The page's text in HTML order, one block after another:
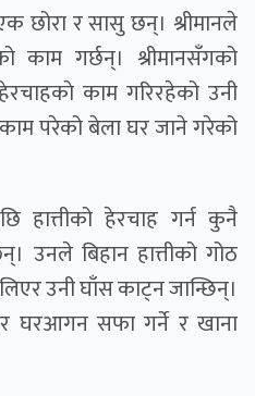
एक छोरा र सासु छन्। श्रीमानले
काम गर्छन्। श्रीमानसँगको
काम गरिरहेको उनी
परेको बेला घर जाने गरेको
हात्तीको हेरचाह गर्न कुनै
उनले बिहान हात्तीको गोठ
उनी घाँस काट्न जान्छिन्।
घरआगन सफा गर्ने र खाना